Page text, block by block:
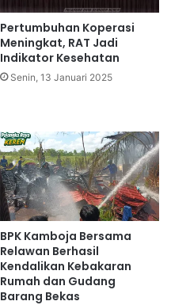
Pertumbuhan Koperasi
Meningkat, RAT Jadi
Indikator Kesehatan
Senin, 13 Januari 2025
BPK Kamboja Bersama
Relawan Berhasil
Kendalikan Kebakaran
Rumah dan Gudang
Barang Bekas